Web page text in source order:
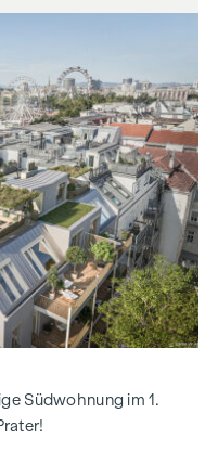
Südwohnung im 1.